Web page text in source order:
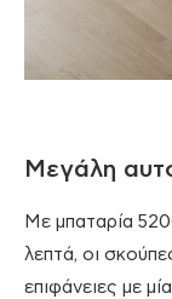
Μεγάλη
Με μπαταρία
λεπτά, οι
επιφάνειες με